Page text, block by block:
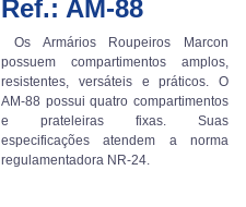
Ref.: AM-88
Os Armários Roupeiros Marcon
possuem compartimentos amplos,
resistentes, versáteis e práticos. O
AM-88 possui quatro compartimentos
e prateleiras fixas. Suas
especificações atendem a norma
regulamentadora NR-24.